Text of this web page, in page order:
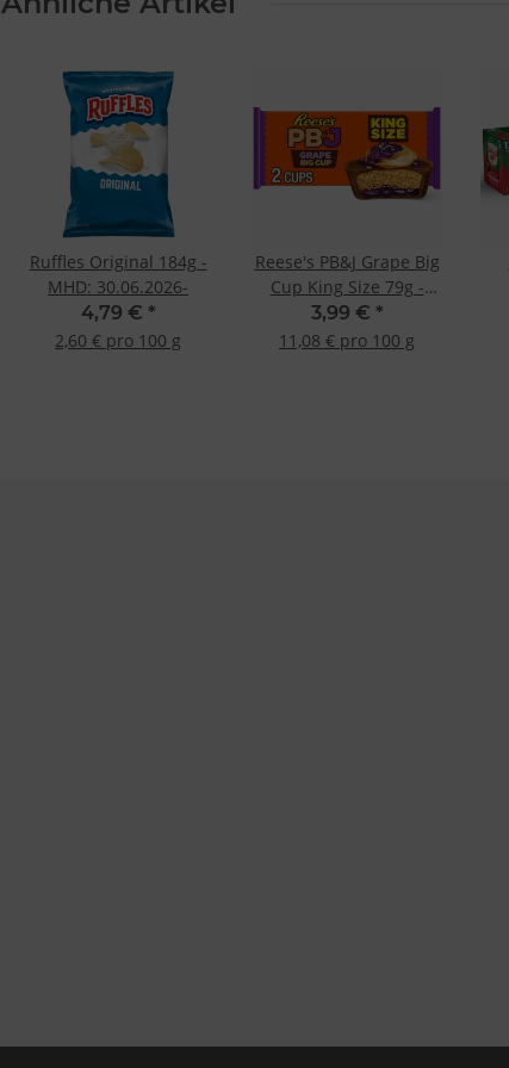
Ruffles Original 184g -
MHD: 30.06.2026-
4,79 € *
2,60 € pro 100 g
Reese's PB&J Grape Big
Cup King Size 79g -
MHD 28.2.2026-
3,99 € *
11,08 € pro 100 g